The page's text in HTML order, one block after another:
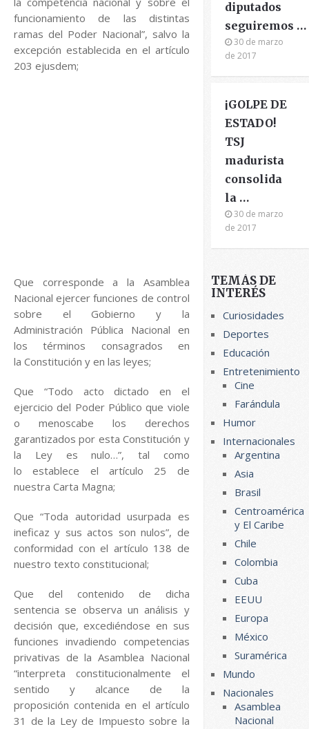
funcionamiento de las distintas
ramas del Poder Nacional”, salvo la
excepción establecida en el artículo
203 ejusdem;
Que corresponde a la Asamblea
Nacional ejercer funciones de control
sobre el Gobierno y la
Administración Pública Nacional en
los términos consagrados en
la Constitución y en las leyes;
Que “Todo acto dictado en el
ejercicio del Poder Público que viole
o menoscabe los derechos
garantizados por esta Constitución y
la Ley es nulo…”, tal como
lo establece el artículo 25 de
nuestra Carta Magna;
Que “Toda autoridad usurpada es
ineficaz y sus actos son nulos”, de
conformidad con el artículo 138 de
nuestro texto constitucional;
Que del contenido de dicha
sentencia se observa un análisis y
decisión que, excediéndose en sus
funciones invadiendo competencias
privativas de la Asamblea Nacional
“interpreta constitucionalmente el
sentido y alcance de la
proposición contenida en el artículo
31 de la Ley de Impuesto sobre la
diputados
seguiremos …
30 de marzo
de 2017
¡GOLPE DE
ESTADO!
TSJ
madurista
consolida
la …
30 de marzo
de 2017
TEMÁS DE
INTERÉS
Curiosidades
Deportes
Educación
Entretenimiento
Cine
Farándula
Humor
Internacionales
Argentina
Asia
Brasil
Centroamérica
y El Caribe
Chile
Colombia
Cuba
EEUU
Europa
México
Suramérica
Mundo
Nacionales
Asamblea
Nacional